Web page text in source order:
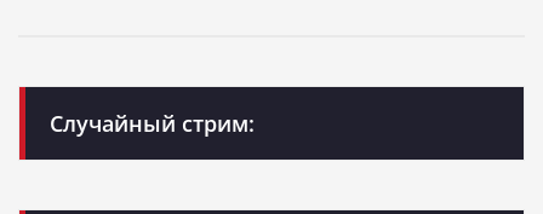
Случайный стрим: